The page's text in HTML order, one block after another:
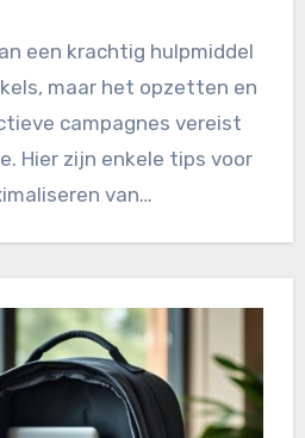
een krachtig hulpmiddel
maar het opzetten en
campagnes vereist
Hier zijn enkele tips voor
van…